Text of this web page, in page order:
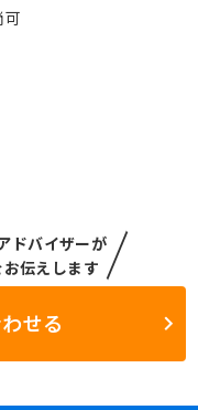
可
ドバイザーが
お伝えします
せる